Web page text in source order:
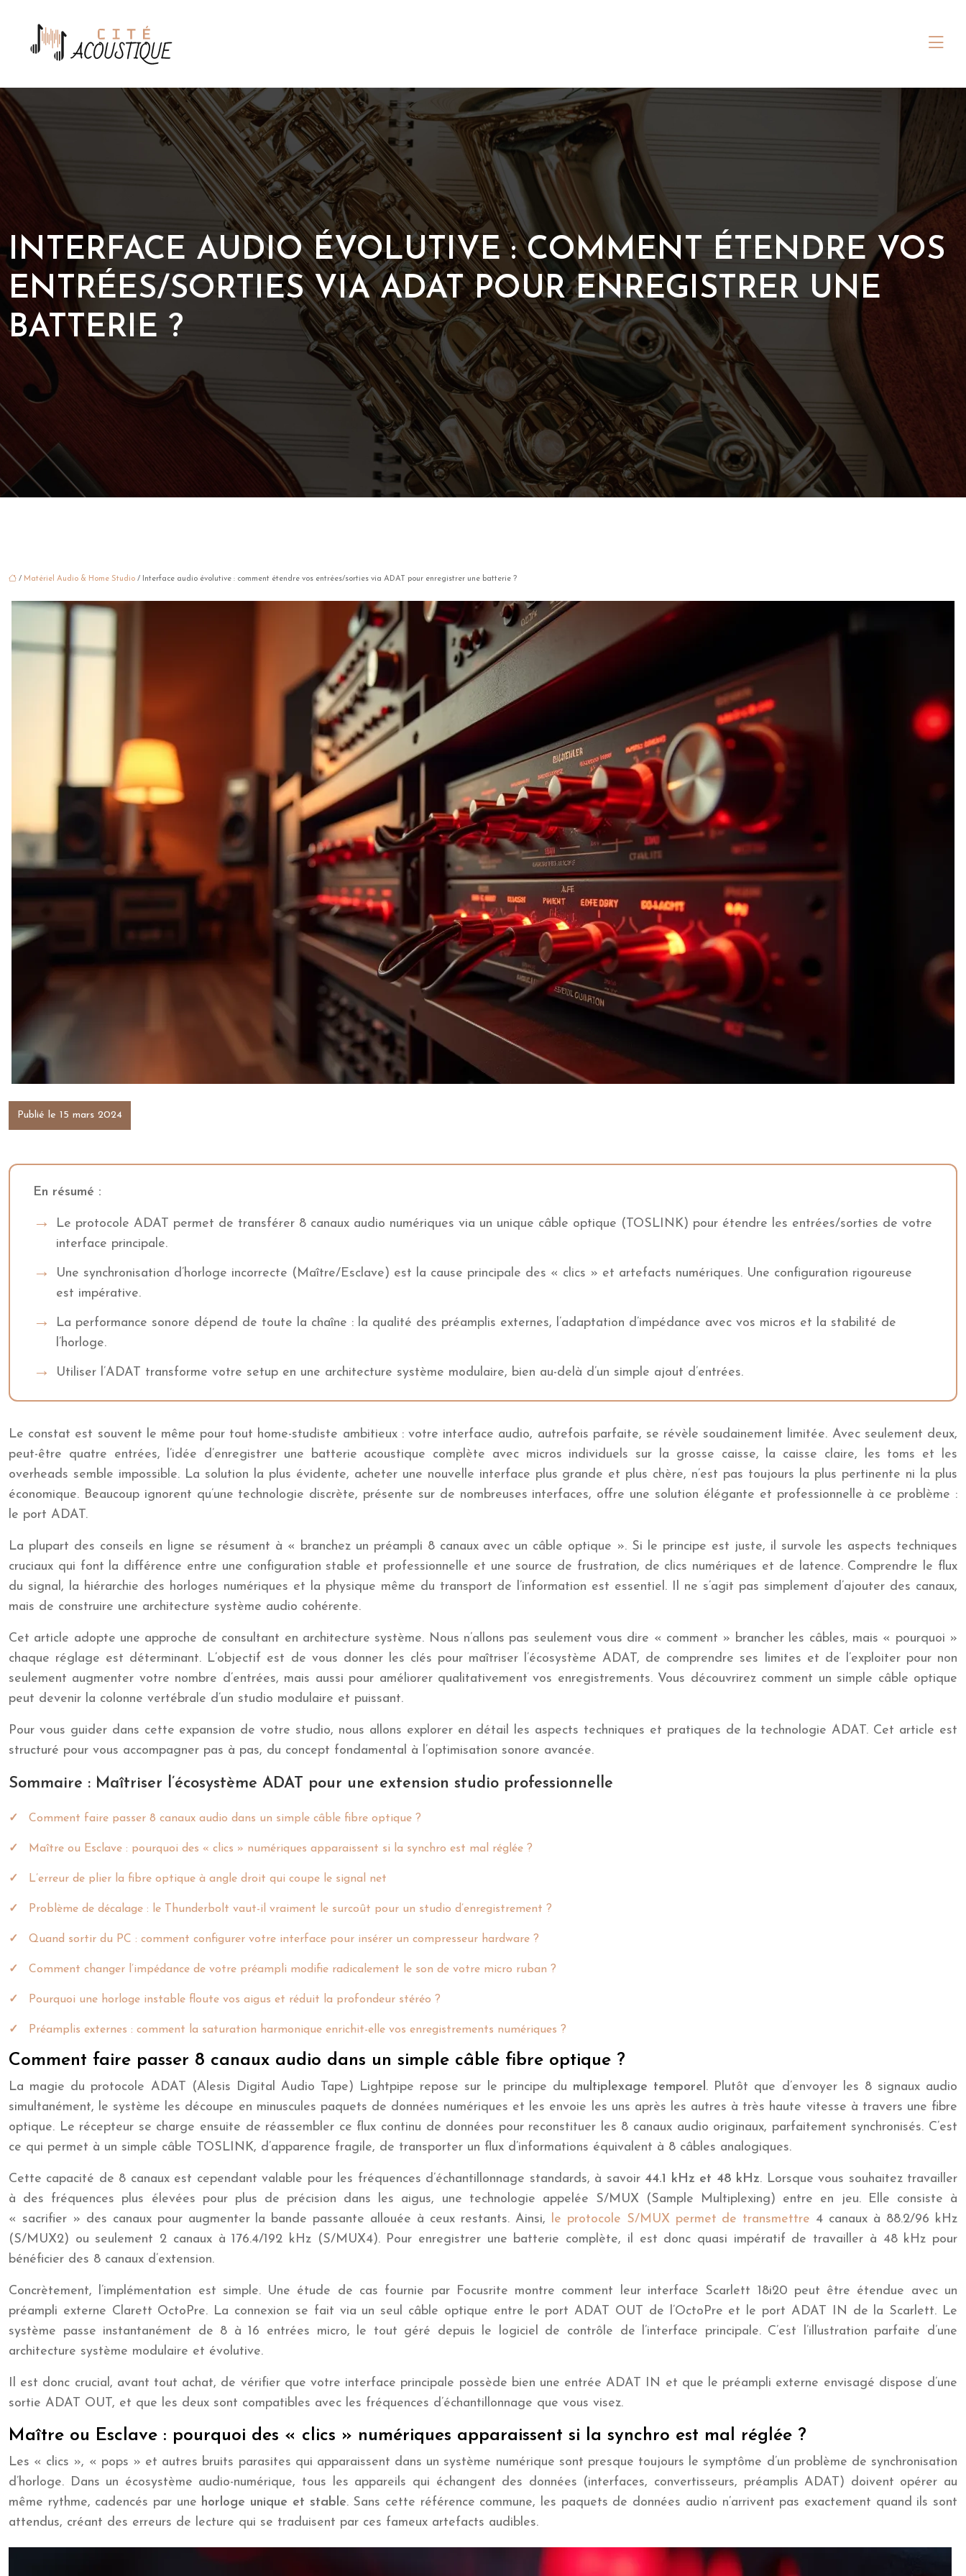
INTERFACE AUDIO ÉVOLUTIVE : COMMENT ÉTENDRE VOS
ENTRÉES/SORTIES VIA ADAT POUR ENREGISTRER UNE
BATTERIE ?
/ Matériel Audio & Home Studio / Interface audio évolutive : comment étendre vos entrées/sorties via ADAT pour enregistrer une batterie ?
Publié le 15 mars 2024
En résumé :
Le protocole ADAT permet de transférer 8 canaux audio numériques via un unique câble optique (TOSLINK) pour étendre les entrées/sorties de votre
interface principale.
Une synchronisation d’horloge incorrecte (Maître/Esclave) est la cause principale des « clics » et artefacts numériques. Une configuration rigoureuse
est impérative.
La performance sonore dépend de toute la chaîne : la qualité des préamplis externes, l’adaptation d’impédance avec vos micros et la stabilité de
l’horloge.
Utiliser l’ADAT transforme votre setup en une architecture système modulaire, bien au-delà d’un simple ajout d’entrées.
Le constat est souvent le même pour tout home-studiste ambitieux : votre interface audio, autrefois parfaite, se révèle soudainement limitée. Avec seulement deux,
peut-être quatre entrées, l’idée d’enregistrer une batterie acoustique complète avec micros individuels sur la grosse caisse, la caisse claire, les toms et les
overheads semble impossible. La solution la plus évidente, acheter une nouvelle interface plus grande et plus chère, n’est pas toujours la plus pertinente ni la plus
économique. Beaucoup ignorent qu’une technologie discrète, présente sur de nombreuses interfaces, offre une solution élégante et professionnelle à ce problème :
le port ADAT.
La plupart des conseils en ligne se résument à « branchez un préampli 8 canaux avec un câble optique ». Si le principe est juste, il survole les aspects techniques
cruciaux qui font la différence entre une configuration stable et professionnelle et une source de frustration, de clics numériques et de latence. Comprendre le flux
du signal, la hiérarchie des horloges numériques et la physique même du transport de l’information est essentiel. Il ne s’agit pas simplement d’ajouter des canaux,
mais de construire une architecture système audio cohérente.
Cet article adopte une approche de consultant en architecture système. Nous n’allons pas seulement vous dire « comment » brancher les câbles, mais « pourquoi »
chaque réglage est déterminant. L’objectif est de vous donner les clés pour maîtriser l’écosystème ADAT, de comprendre ses limites et de l’exploiter pour non
seulement augmenter votre nombre d’entrées, mais aussi pour améliorer qualitativement vos enregistrements. Vous découvrirez comment un simple câble optique
peut devenir la colonne vertébrale d’un studio modulaire et puissant.
Pour vous guider dans cette expansion de votre studio, nous allons explorer en détail les aspects techniques et pratiques de la technologie ADAT. Cet article est
structuré pour vous accompagner pas à pas, du concept fondamental à l’optimisation sonore avancée.
Sommaire : Maîtriser l’écosystème ADAT pour une extension studio professionnelle
Comment faire passer 8 canaux audio dans un simple câble fibre optique ?
Maître ou Esclave : pourquoi des « clics » numériques apparaissent si la synchro est mal réglée ?
L’erreur de plier la fibre optique à angle droit qui coupe le signal net
Problème de décalage : le Thunderbolt vaut-il vraiment le surcoût pour un studio d’enregistrement ?
Quand sortir du PC : comment configurer votre interface pour insérer un compresseur hardware ?
Comment changer l’impédance de votre préampli modifie radicalement le son de votre micro ruban ?
Pourquoi une horloge instable floute vos aigus et réduit la profondeur stéréo ?
Préamplis externes : comment la saturation harmonique enrichit-elle vos enregistrements numériques ?
Comment faire passer 8 canaux audio dans un simple câble fibre optique ?
La magie du protocole ADAT (Alesis Digital Audio Tape) Lightpipe repose sur le principe du multiplexage temporel . Plutôt que d’envoyer les 8 signaux audio
simultanément, le système les découpe en minuscules paquets de données numériques et les envoie les uns après les autres à très haute vitesse à travers une fibre
optique. Le récepteur se charge ensuite de réassembler ce flux continu de données pour reconstituer les 8 canaux audio originaux, parfaitement synchronisés. C’est
ce qui permet à un simple câble TOSLINK, d’apparence fragile, de transporter un flux d’informations équivalent à 8 câbles analogiques.
Cette capacité de 8 canaux est cependant valable pour les fréquences d’échantillonnage standards, à savoir 44.1 kHz et 48 kHz. Lorsque vous souhaitez travailler
à des fréquences plus élevées pour plus de précision dans les aigus, une technologie appelée S/MUX (Sample Multiplexing) entre en jeu. Elle consiste à
« sacrifier » des canaux pour augmenter la bande passante allouée à ceux restants. Ainsi,
le protocole S/MUX permet de transmettre 4 canaux à 88.2/96 kHz
(S/MUX2) ou seulement 2 canaux à 176.4/192 kHz (S/MUX4). Pour enregistrer une batterie complète, il est donc quasi impératif de travailler à 48 kHz pour
bénéficier des 8 canaux d’extension.
Concrètement, l’implémentation est simple. Une étude de cas fournie par Focusrite montre comment leur interface Scarlett 18i20 peut être étendue avec un
préampli externe Clarett OctoPre. La connexion se fait via un seul câble optique entre le port ADAT OUT de l’OctoPre et le port ADAT IN de la Scarlett. Le
système passe instantanément de 8 à 16 entrées micro, le tout géré depuis le logiciel de contrôle de l’interface principale. C’est l’illustration parfaite d’une
architecture système modulaire et évolutive.
Il est donc crucial, avant tout achat, de vérifier que votre interface principale possède bien une entrée ADAT IN et que le préampli externe envisagé dispose d’une
sortie ADAT OUT, et que les deux sont compatibles avec les fréquences d’échantillonnage que vous visez.
Maître ou Esclave : pourquoi des « clics » numériques apparaissent si la synchro est mal réglée ?
Les « clics », « pops » et autres bruits parasites qui apparaissent dans un système numérique sont presque toujours le symptôme d’un problème de synchronisation
d’horloge. Dans un écosystème audio-numérique, tous les appareils qui échangent des données (interfaces, convertisseurs, préamplis ADAT) doivent opérer au
même rythme, cadencés par une horloge unique et stable. Sans cette référence commune, les paquets de données audio n’arrivent pas exactement quand ils sont
attendus, créant des erreurs de lecture qui se traduisent par ces fameux artefacts audibles.